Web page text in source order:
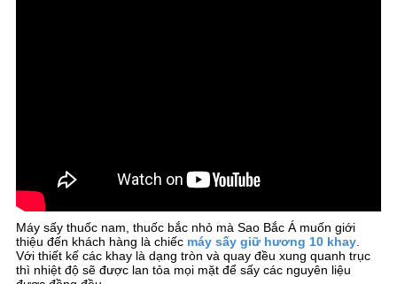
Máy sấy thuốc nam, thuốc bắc nhỏ mà Sao Bắc Á muốn giới
thiệu đến khách hàng là chiếc máy sấy giữ hương 10 khay
Với thiết kế các khay là dạng tròn và quay đều xung quanh trục
thì nhiệt độ sẽ được lan tỏa mọi mặt để sấy các nguyên liệu